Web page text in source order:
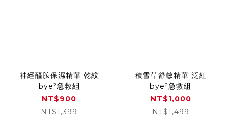
神經醯胺保濕精華 乾紋
bye²急救組
NT$900
NT$1,399
積雪草舒敏精華 泛紅
bye²急救組
NT$1,000
NT$1,499